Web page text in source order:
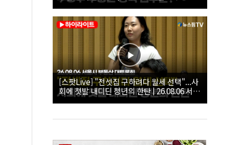
대토론회
[스팟Live] "전셋집 구하려다 월세 선택"...사
회에 첫발 내디딘 청년의 한탄 | 26.08.06 서울
시 부동산 대토론회